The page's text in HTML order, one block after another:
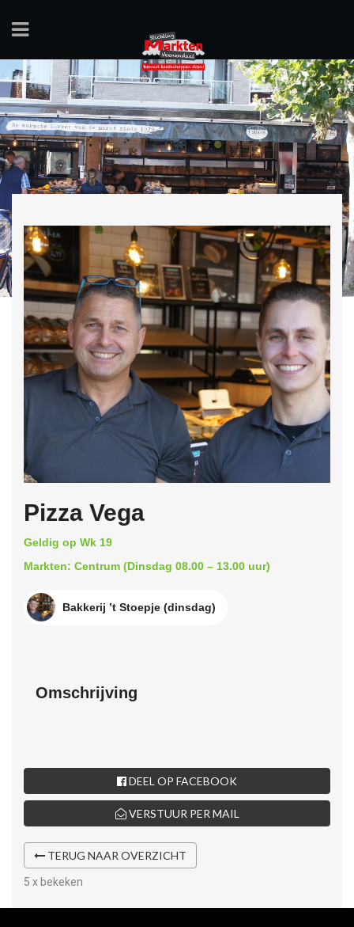
Pizza Vega
Geldig op Wk 19
Markten: Centrum (Dinsdag 08.00 – 13.00 uur)
Bakkerij ’t Stoepje (dinsdag)
Omschrijving
DEEL OP FACEBOOK
VERSTUUR PER MAIL
TERUG NAAR OVERZICHT
5 x bekeken